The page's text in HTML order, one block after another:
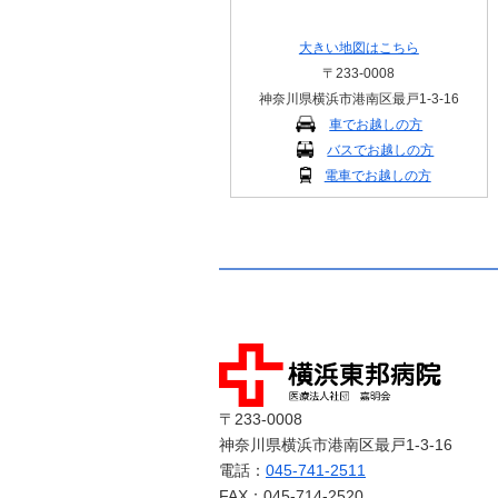
大きい地図はこちら
〒233-0008
神奈川県横浜市港南区最戸1-3-16
車でお越しの方
バスでお越しの方
電車でお越しの方
〒233-0008
神奈川県横浜市港南区最戸1-3-16
電話： 045-741-2511